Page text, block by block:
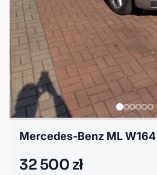
32 500 zł